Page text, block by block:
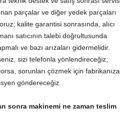
parçalar ve diğer yedek parçaları
kalite garantisi sonrasında, alıcı
satıcının talebi doğrultusunda
ve bazı arızaları gidermelidir.
sizi telefonla yönlendireceğiz;
sorunları çözmek için fabrikanıza
göndereceğiz.
sonra makinemi ne zaman teslim